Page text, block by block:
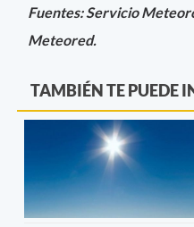
Fuentes: Servicio
Meteored.
TAMBIÉN TE PUEDE